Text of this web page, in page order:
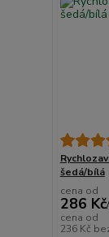
šedá/bílá
cena od
286 Kč/
cena od
236 Kč